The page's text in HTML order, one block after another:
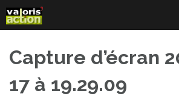
to
content
Capture d’écran
17 à 19.29.09